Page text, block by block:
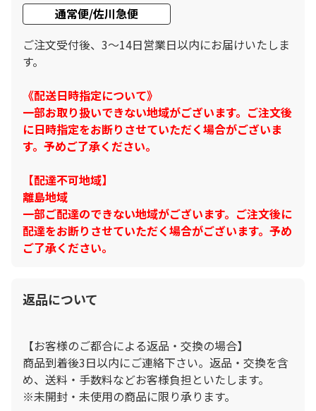
通常便/佐川急便
ご注文受付後、3～14日営業日以内にお届けいたしま
す。
《配送日時指定について》
一部お取り扱いできない地域がございます。ご注文後
に日時指定をお断りさせていただく場合がございま
す。予めご了承ください。
【配達不可地域】
離島地域
一部ご配達のできない地域がございます。ご注文後に
配達をお断りさせていただく場合がございます。予め
ご了承ください。
返品について
【お客様のご都合による返品・交換の場合】
商品到着後3日以内にご連絡下さい。返品・交換を含
め、送料・手数料などお客様負担といたします。
※未開封・未使用の商品に限り承ります。